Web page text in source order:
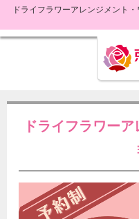
ドライフラワーアレンジメント
ドライフラワー